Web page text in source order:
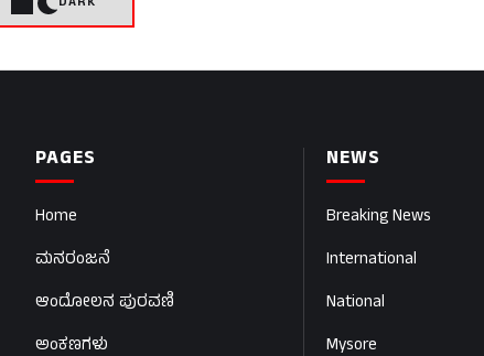
PAGES
Home
ಮನರಂಜನೆ
ಆಂದೋಲನ ಪುರವಣಿ
ಅಂಕಣಗಳು
NEWS
Breaking News
International
National
Mysore